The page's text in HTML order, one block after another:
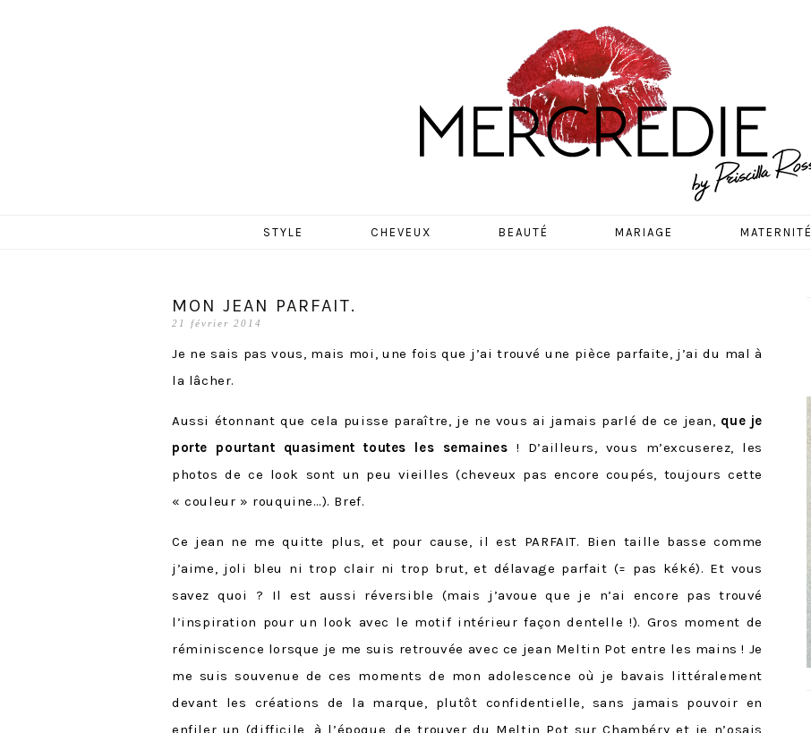
MERCREDIE
STYLE CHEVEUX BEAUTÉ MARIAGE MATERNITÉ
MON JEAN PARFAIT.
21 février 2014
Je ne sais pas vous, mais moi, une fois que j’ai trouvé une pièce parfaite, j’ai du mal à
la lâcher.
Aussi étonnant que cela puisse paraître, je ne vous ai jamais parlé de ce jean, que je
porte pourtant quasiment toutes les semaines ! D’ailleurs, vous m’excuserez, les
photos de ce look sont un peu vieilles (cheveux pas encore coupés, toujours cette
« couleur » rouquine…). Bref.
Ce jean ne me quitte plus, et pour cause, il est PARFAIT. Bien taille basse comme
j’aime, joli bleu ni trop clair ni trop brut, et délavage parfait (= pas kéké). Et vous
savez quoi ? Il est aussi réversible (mais j’avoue que je n’ai encore pas trouvé
l’inspiration pour un look avec le motif intérieur façon dentelle !). Gros moment de
réminiscence lorsque je me suis retrouvée avec ce jean Meltin Pot entre les mains ! Je
me suis souvenue de ces moments de mon adolescence où je bavais littéralement
devant les créations de la marque, plutôt confidentielle, sans jamais pouvoir en
enfiler un (difficile, à l’époque, de trouver du Meltin Pot sur Chambéry et je n’osais